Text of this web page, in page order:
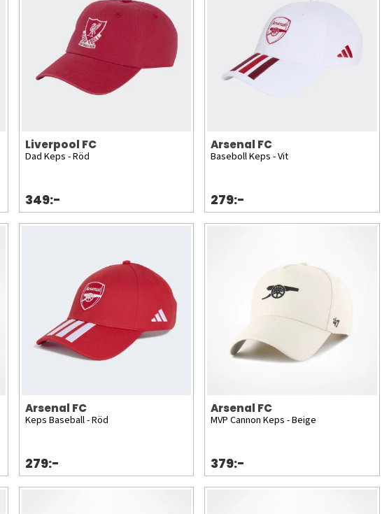
Liverpool FC
Dad Keps - Röd
349:-
Arsenal FC
Baseboll Keps - Vit
279:-
Arsenal FC
Keps Baseball - Röd
279:-
Arsenal FC
MVP Cannon Keps - Beige
379:-